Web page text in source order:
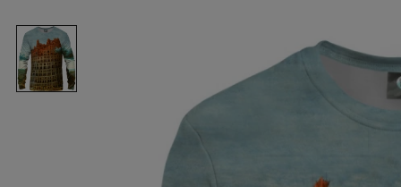
sweatshirt
with
tower
of
babel
motive